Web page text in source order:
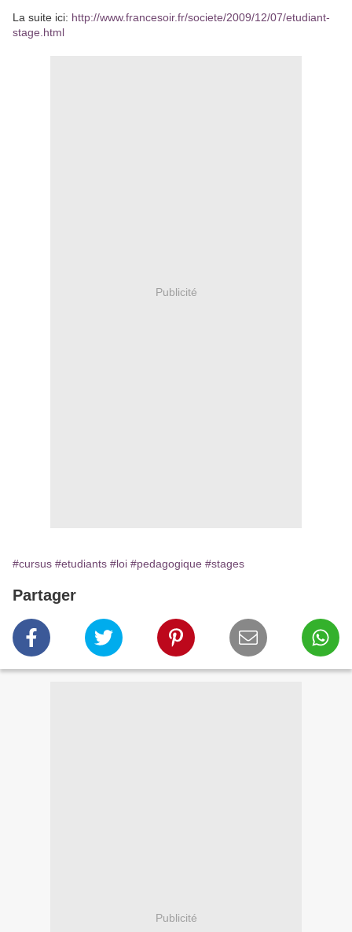
La suite ici: http://www.francesoir.fr/societe/2009/12/07/etudiant-
stage.html
Publicité
#cursus #etudiants #loi #pedagogique #stages
Partager
Publicité